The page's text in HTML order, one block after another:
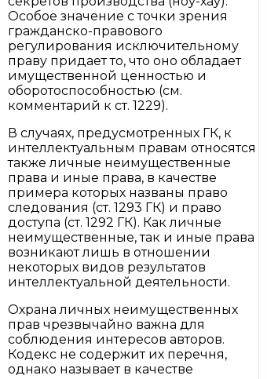
Особое значение с точки зрения
гражданско-правового
регулирования исключительному
праву придает то, что оно обладает
имущественной ценностью и
оборотоспособностью (см.
комментарий к ст. 1229).
В случаях, предусмотренных ГК, к
интеллектуальным правам относятся
также личные неимущественные
права и иные права, в качестве
примера которых названы право
следования (ст. 1293 ГК) и право
доступа (ст. 1292 ГК). Как личные
неимущественные, так и иные права
возникают лишь в отношении
некоторых видов результатов
интеллектуальной деятельности.
Охрана личных неимущественных
прав чрезвычайно важна для
соблюдения интересов авторов.
Кодекс не содержит их перечня,
однако называет в качестве